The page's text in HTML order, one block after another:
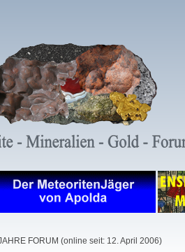
FORUM (online seit: 12. April 2006)